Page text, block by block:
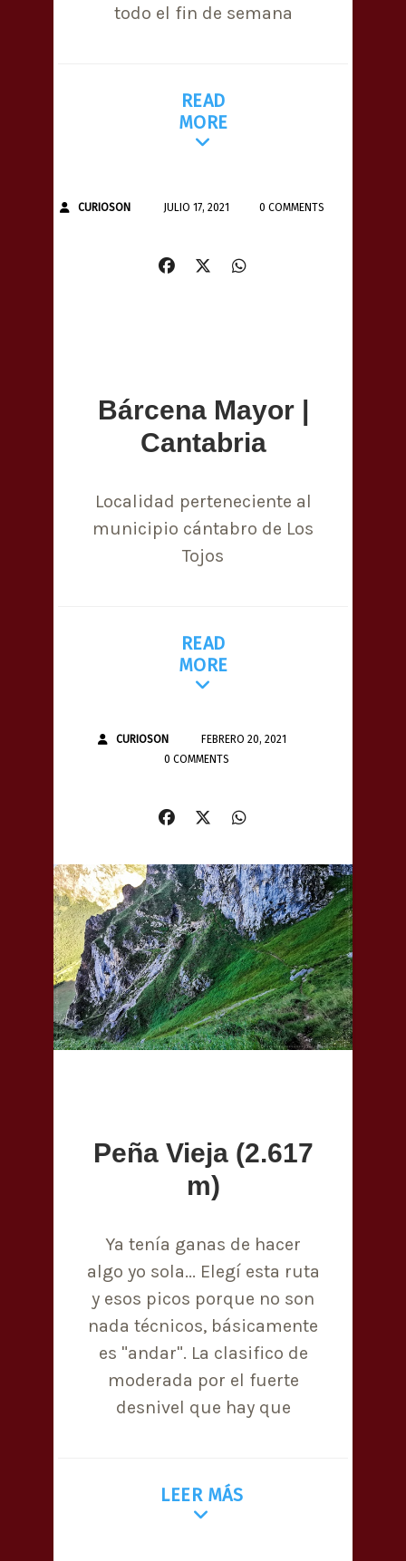
todo el fin de semana
READ
MORE
CURIOSON JULIO 17, 2021 0 COMMENTS
Bárcena Mayor |
Cantabria
Localidad perteneciente al
municipio cántabro de Los
Tojos
READ
MORE
CURIOSON
FEBRERO 20, 2021
0 COMMENTS
Peña Vieja (2.617
m)
Ya tenía ganas de hacer
algo yo sola... Elegí esta ruta
y esos picos porque no son
nada técnicos, básicamente
es "andar". La clasifico de
moderada por el fuerte
desnivel que hay que
LEER MÁS